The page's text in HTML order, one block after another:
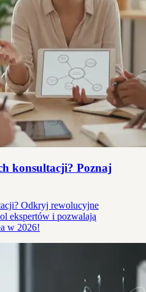
konsultacji? Poznaj
Odkryj rewolucyjne
ekspertów i pozwalają
w 2026!